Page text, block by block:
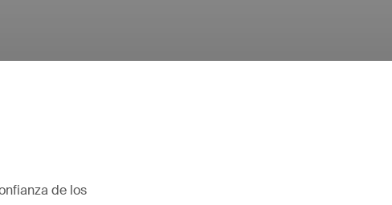
de los